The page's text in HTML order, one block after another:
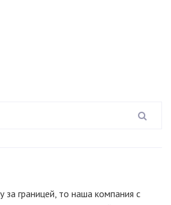
за границей, то наша компания c